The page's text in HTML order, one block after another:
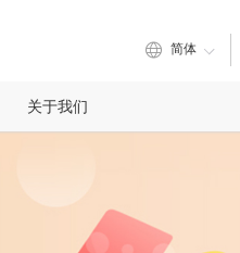
简体
关于我们